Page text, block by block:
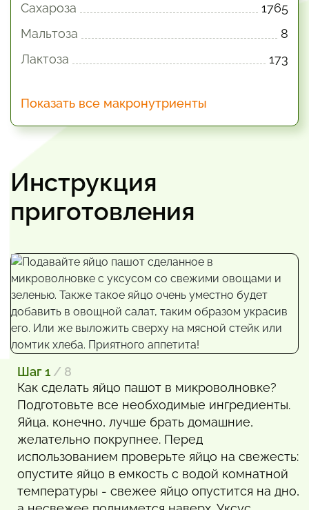
Сахароза
1765
Мальтоза
8
Лактоза
173
Показать все макронутриенты
Инструкция
приготовления
Шаг 1 / 8
Как сделать яйцо пашот в микроволновке?
Подготовьте все необходимые ингредиенты.
Яйца, конечно, лучше брать домашние,
желательно покрупнее. Перед
использованием проверьте яйцо на свежесть:
опустите яйцо в емкость с водой комнатной
температуры - свежее яйцо опустится на дно,